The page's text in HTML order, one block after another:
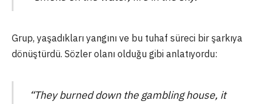
Grup, yaşadıkları yangını ve bu tuhaf süreci bir şarkıya
dönüştürdü. Sözler olanı olduğu gibi anlatıyordu:
“They burned down the gambling house, it